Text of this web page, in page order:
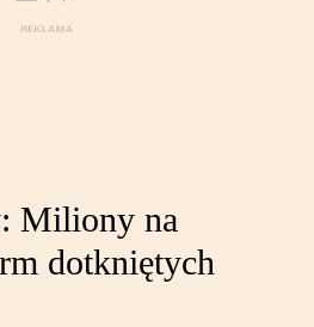
Miliony na
dotkniętych